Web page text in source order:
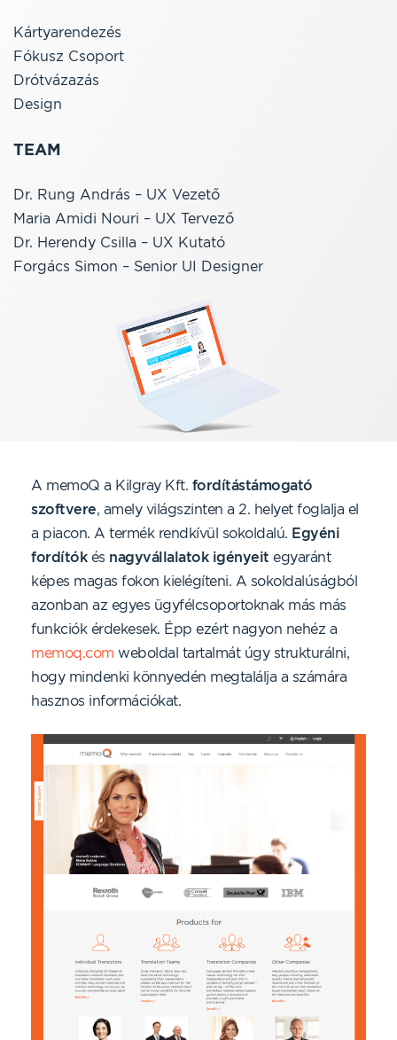
Kártyarendezés
Fókusz Csoport
Drótvázazás
Design
TEAM
Dr. Rung András – UX Vezető
Maria Amidi Nouri – UX Tervező
Dr. Herendy Csilla – UX Kutató
Forgács Simon – Senior UI Designer
A memoQ a Kilgray Kft. fordítástámogató
szoftvere, amely világszinten a 2. helyet foglalja el
a piacon. A termék rendkívül sokoldalú. Egyéni
fordítókés nagyvállalatok igényeit egyaránt
képes magas fokon kielégíteni. A sokoldalúságból
azonban az egyes ügyfélcsoportoknak más más
funkciók érdekesek. Épp ezért nagyon nehéz a
memoq.com weboldal tartalmát úgy strukturálni,
hogy mindenki könnyedén megtalálja a számára
hasznos információkat.